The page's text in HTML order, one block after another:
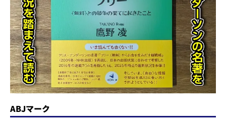
ABJマーク